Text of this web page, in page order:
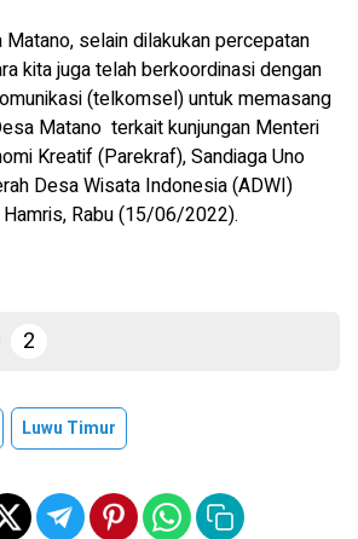
Matano, selain dilakukan percepatan
kita juga telah berkoordinasi dengan
(telkomsel) untuk memasang
Matano terkait kunjungan Menteri
Kreatif (Parekraf), Sandiaga Uno
Desa Wisata Indonesia (ADWI)
Hamris, Rabu (15/06/2022).
2
Luwu Timur